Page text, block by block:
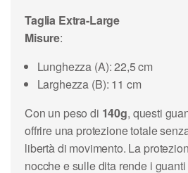
Taglia Extra-Large
Misure:
Lunghezza (A): 22,5 cm
Larghezza (B): 11 cm
Con un peso di 140g, questi
offrire una protezione totale
libertà di movimento. La
nocche e sulle dita rende i